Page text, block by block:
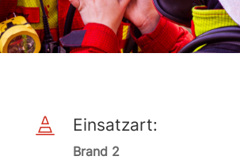
 Einsatzart:
Brand 2